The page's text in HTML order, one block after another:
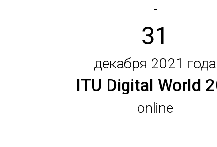
-
31
декабря 2021 года
ITU Digital World
online